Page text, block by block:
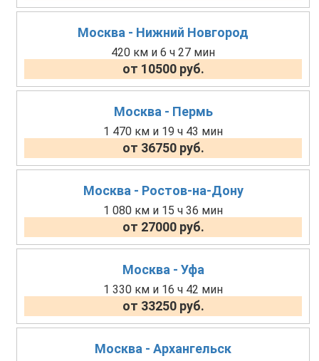
Москва - Нижний Новгород
420 км и 6 ч 27 мин
от 10500 руб.
Москва - Пермь
1 470 км и 19 ч 43 мин
от 36750 руб.
Москва - Ростов-на-Дону
1 080 км и 15 ч 36 мин
от 27000 руб.
Москва - Уфа
1 330 км и 16 ч 42 мин
от 33250 руб.
Москва - Архангельск